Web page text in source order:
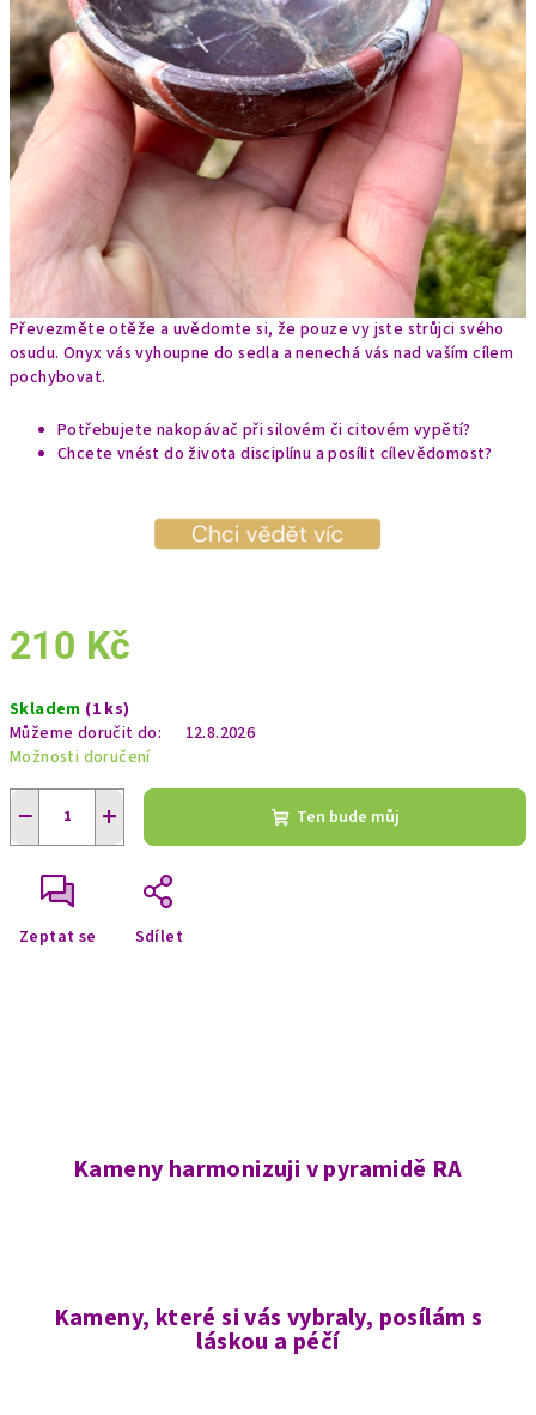
Převezměte otěže a uvědomte si, že pouze vy jste strůjci svého
osudu. Onyx vás vyhoupne do sedla a nenechá vás nad vaším cílem
pochybovat.
Potřebujete nakopávač při silovém či citovém vypětí?
Chcete vnést do života disciplínu a posílit cílevědomost?
210 Kč
cena:
Skladem (1 ks)
Můžeme doručit do:
12.8.2026
Možnosti doručení
+
− Ten bude můj
Zeptat se Sdílet
Kameny harmonizuji v pyramidě RA
Kameny, které si vás vybraly, posílám s
láskou a péčí